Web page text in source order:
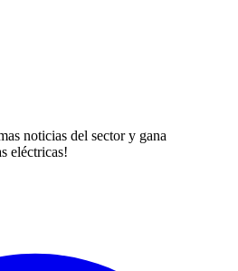
noticias del sector y gana
eléctricas!